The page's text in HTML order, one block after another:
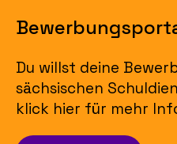
Du willst deine
sächsischen
klick hier für mehr